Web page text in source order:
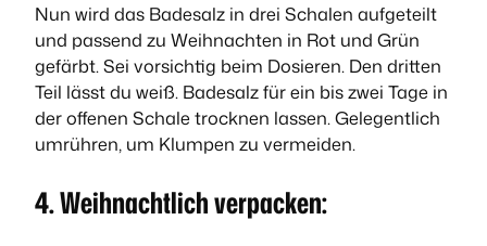
Nun wird das Badesalz in drei Schalen aufgeteilt
und passend zu Weihnachten in Rot und Grün
gefärbt. Sei vorsichtig beim Dosieren. Den dritten
Teil lässt du weiß. Badesalz für ein bis zwei Tage in
der offenen Schale trocknen lassen. Gelegentlich
umrühren, um Klumpen zu vermeiden.
4. Weihnachtlich verpacken: